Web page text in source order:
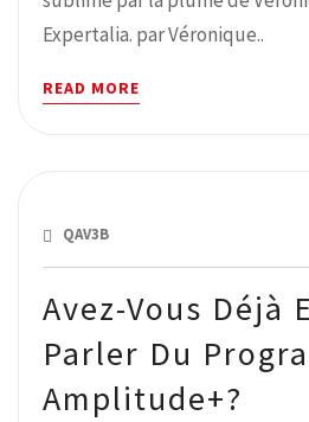
Expertalia. par Véronique..
READ MORE
Avez-Vous Déjà
Parler Du
Amplitude+?
QAV3B